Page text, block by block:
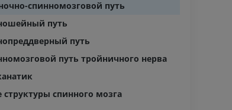
спинномозговой путь
путь
путь
путь тройничного нерва
спинного мозга